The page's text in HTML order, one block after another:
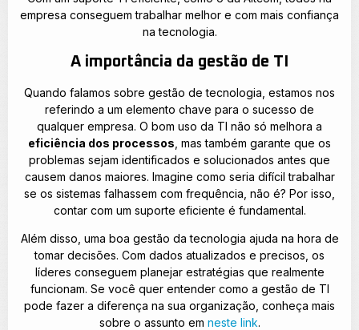
empresa conseguem trabalhar melhor e com mais confiança
na tecnologia.
A importância da gestão de TI
Quando falamos sobre gestão de tecnologia, estamos nos
referindo a um elemento chave para o sucesso de
qualquer empresa. O bom uso da TI não só melhora a
eficiência dos processos , mas também garante que os
problemas sejam identificados e solucionados antes que
causem danos maiores. Imagine como seria difícil trabalhar
se os sistemas falhassem com frequência, não é? Por isso,
contar com um suporte eficiente é fundamental.
Além disso, uma boa gestão da tecnologia ajuda na hora de
tomar decisões. Com dados atualizados e precisos, os
líderes conseguem planejar estratégias que realmente
funcionam. Se você quer entender como a gestão de TI
pode fazer a diferença na sua organização, conheça mais
sobre o assunto em neste link.